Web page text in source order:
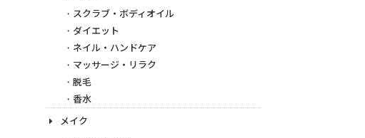
スクラブ・ボディオイル
ダイエット
ネイル・ハンドケア
マッサージ・リラク
脱毛
香水
メイク